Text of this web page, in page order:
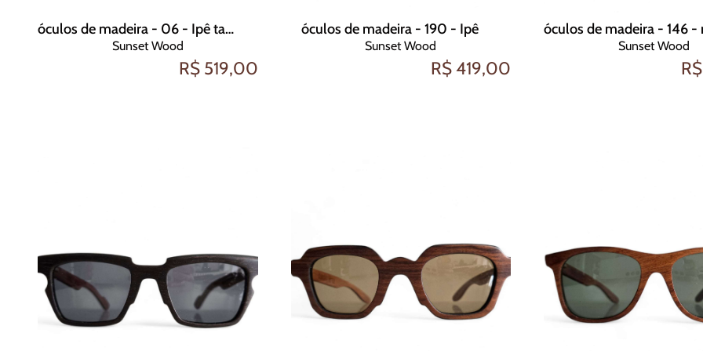
óculos de madeira - 06 - Ipê tabaco
Sunset Wood
R$ 519,00
óculos de madeira - 190 - Ipê
Sunset Wood
R$ 419,00
Sunset Wood